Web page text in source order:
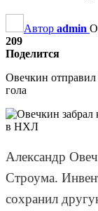
Автор admin
209
Поделится
Овечкин
гола
Александр
Строума.
сохранил